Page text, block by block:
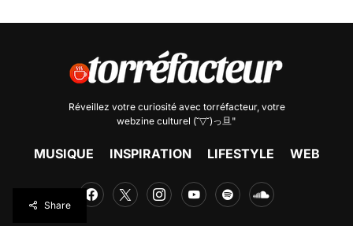
Réveillez votre curiosité avec torréfacteur, votre
webzine culturel (˘▽˘)っ旦"
MUSIQUE INSPIRATION LIFESTYLE WEB
Share